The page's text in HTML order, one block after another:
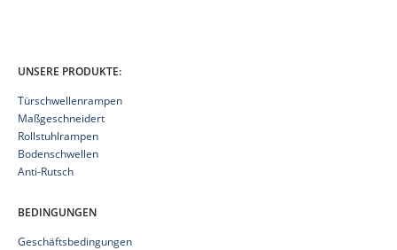
UNSERE PRODUKTE:
Türschwellenrampen
Maßgeschneidert
Rollstuhlrampen
Bodenschwellen
Anti-Rutsch
BEDINGUNGEN
Geschäftsbedingungen